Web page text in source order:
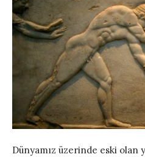
Dünyamız üzerinde eski olan